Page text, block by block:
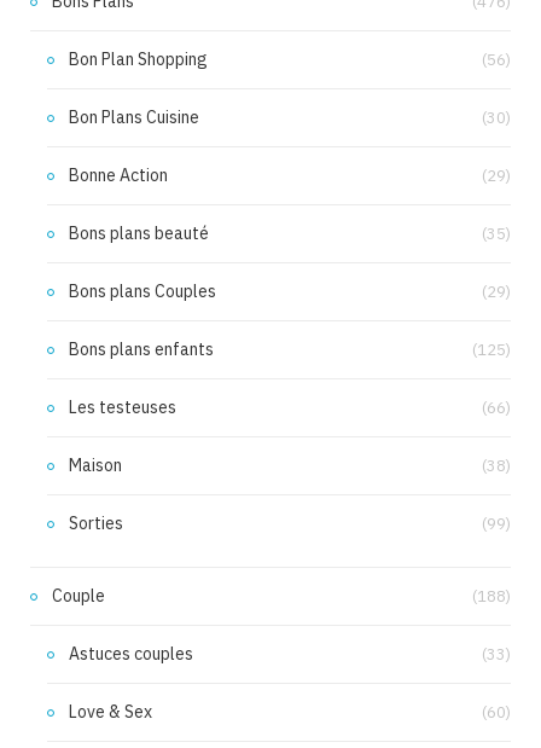
Bon Plan Shopping (56)
Bon Plans Cuisine (30)
Bonne Action (29)
Bons plans beauté (35)
Bons plans Couples (29)
Bons plans enfants (125)
Les testeuses (66)
Maison (38)
Sorties (99)
Couple (188)
Astuces couples (33)
Love & Sex (60)